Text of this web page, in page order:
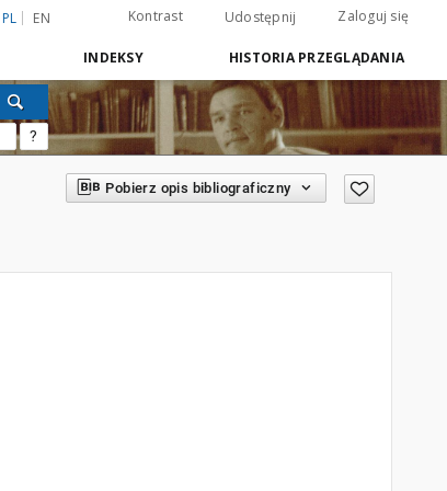
PL EN Kontrast Udostępnij Zaloguj się
INDEKSY HISTORIA PRZEGLĄDANIA
?
Pobierz opis bibliograficzny